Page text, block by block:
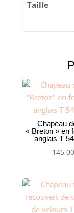
Taille
Chapeau
« Breton » en
anglais T
145,00